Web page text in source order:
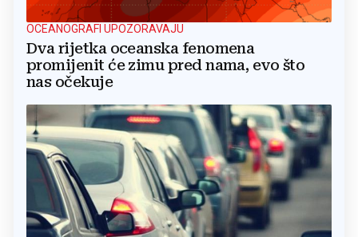
OCEANOGRAFI UPOZORAVAJU
Dva rijetka oceanska fenomena
promijenit će zimu pred nama, evo što
nas očekuje